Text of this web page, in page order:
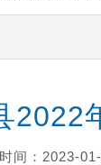
2022
间：2023-